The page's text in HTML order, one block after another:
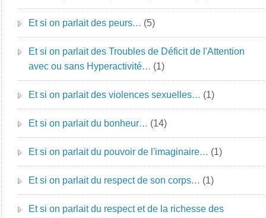
Et si on parlait des peurs… (5)
Et si on parlait des Troubles de Déficit de l'Attention
avec ou sans Hyperactivité… (1)
Et si on parlait des violences sexuelles… (1)
Et si on parlait du bonheur… (14)
Et si on parlait du pouvoir de l'imaginaire… (1)
Et si on parlait du respect de son corps… (1)
Et si on parlait du respect et de la richesse des